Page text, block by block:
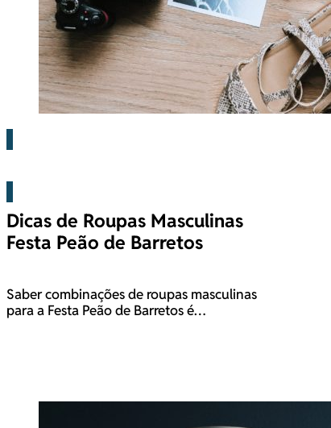
Dicas de Roupas Masculinas
Festa Peão de Barretos
Saber combinações de roupas masculinas
para a Festa Peão de Barretos é…